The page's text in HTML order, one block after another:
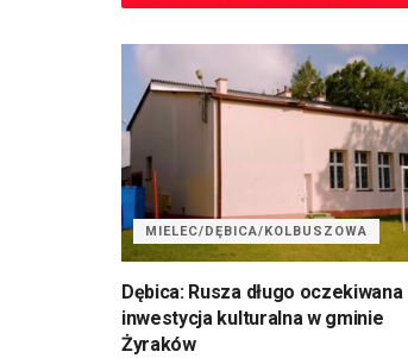
MIELEC/DĘBICA/KOLBUSZOWA
Dębica: Rusza długo oczekiwana
inwestycja kulturalna w gminie
Żyraków